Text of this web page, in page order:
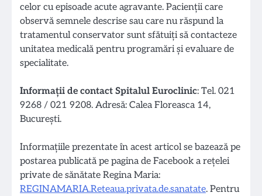
celor cu episoade acute agravante. Pacienții care
observă semnele descrise sau care nu răspund la
tratamentul conservator sunt sfătuiți să contacteze
unitatea medicală pentru programări și evaluare de
specialitate.
Informaţii de contact Spitalul Euroclinic: Tel. 021
9268 / 021 9208. Adresă: Calea Floreasca 14,
București.
Informațiile prezentate în acest articol se bazează pe
postarea publicată pe pagina de Facebook a rețelei
private de sănătate Regina Maria:
REGINAMARIA.Reteaua.privata.de.sanatate. Pentru